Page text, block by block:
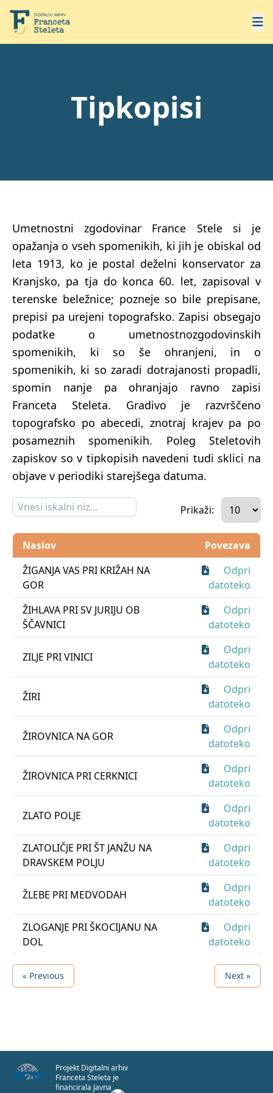
Tipkopisi
Umetnostni zgodovinar France Stele si je
opažanja o vseh spomenikih, ki jih je obiskal od
leta 1913, ko je postal deželni konservator za
Kranjsko, pa tja do konca 60. let, zapisoval v
terenske beležnice; pozneje so bile prepisane,
prepisi pa urejeni topografsko. Zapisi obsegajo
podatke o umetnostnozgodovinskih
spomenikih, ki so še ohranjeni, in o
spomenikih, ki so zaradi dotrajanosti propadli,
spomin nanje pa ohranjajo ravno zapisi
Franceta Steleta. Gradivo je razvrščeno
topografsko po abecedi, znotraj krajev pa po
posameznih spomenikih. Poleg Steletovih
zapiskov so v tipkopisih navedeni tudi sklici na
objave v periodiki starejšega datuma.
Prikaži:
Naslov
Povezava
ŽIGANJA VAS PRI KRIŽAH NA
GOR
Odpri
datoteko
ŽIHLAVA PRI SV JURIJU OB
ŠČAVNICI
Odpri
datoteko
ZILJE PRI VINICI
Odpri
datoteko
ŽIRI
Odpri
datoteko
ŽIROVNICA NA GOR
Odpri
datoteko
ŽIROVNICA PRI CERKNICI
Odpri
datoteko
ZLATO POLJE
Odpri
datoteko
ZLATOLIČJE PRI ŠT JANŽU NA
DRAVSKEM POLJU
Odpri
datoteko
ŽLEBE PRI MEDVODAH
Odpri
datoteko
ZLOGANJE PRI ŠKOCIJANU NA
DOL
Odpri
datoteko
« Previous Next »
Projekt Digitalni arhiv
Franceta Steleta je
financirala Javna